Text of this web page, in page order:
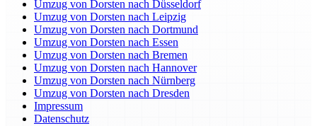
Umzug von Dorsten nach Düsseldorf
Umzug von Dorsten nach Leipzig
Umzug von Dorsten nach Dortmund
Umzug von Dorsten nach Essen
Umzug von Dorsten nach Bremen
Umzug von Dorsten nach Hannover
Umzug von Dorsten nach Nürnberg
Umzug von Dorsten nach Dresden
Impressum
Datenschutz